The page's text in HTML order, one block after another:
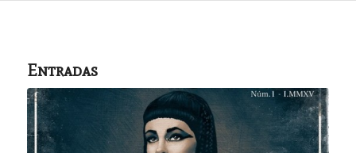
Entradas